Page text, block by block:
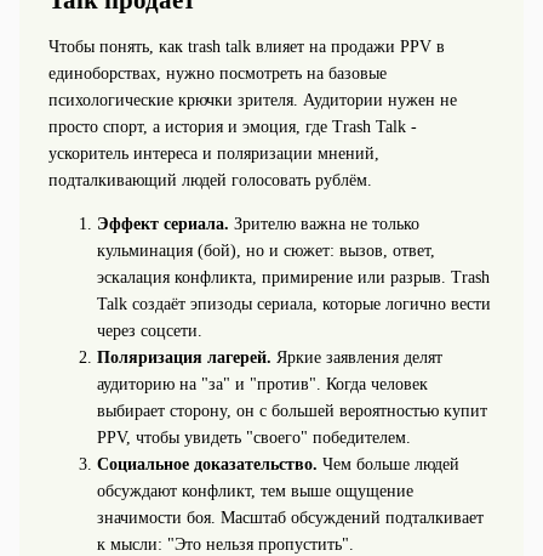
Чтобы понять, как trash talk влияет на продажи PPV в
единоборствах, нужно посмотреть на базовые
психологические крючки зрителя. Аудитории нужен не
просто спорт, а история и эмоция, где Trash Talk -
ускоритель интереса и поляризации мнений,
подталкивающий людей голосовать рублём.
Эффект сериала. Зрителю важна не только
кульминация (бой), но и сюжет: вызов, ответ,
эскалация конфликта, примирение или разрыв. Trash
Talk создаёт эпизоды сериала, которые логично вести
через соцсети.
Поляризация лагерей. Яркие заявления делят
аудиторию на "за" и "против". Когда человек
выбирает сторону, он с большей вероятностью купит
PPV, чтобы увидеть "своего" победителем.
Социальное доказательство. Чем больше людей
обсуждают конфликт, тем выше ощущение
значимости боя. Масштаб обсуждений подталкивает
к мысли: "Это нельзя пропустить".